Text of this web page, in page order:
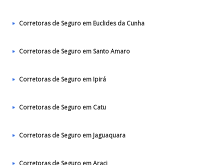
Corretoras de Seguro em Euclides da Cunha
Corretoras de Seguro em Santo Amaro
Corretoras de Seguro em Ipirá
Corretoras de Seguro em Catu
Corretoras de Seguro em Jaguaquara
Corretoras de Seguro em Araci